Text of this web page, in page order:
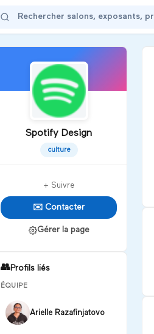
Spotify Design
culture
+ Suivre
✉️ Contacter
Gérer la page
👥Profils liés
ÉQUIPE
Arielle Razafinjatovo